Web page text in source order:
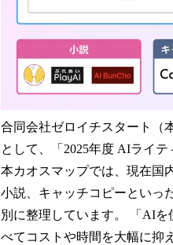
合同会社ゼロイチスタート（
として、「2025年度 AIライ
本カオスマップでは、現在国
小説、キャッチコピーといっ
別に整理しています。 「AI
べてコストや時間を大幅に抑